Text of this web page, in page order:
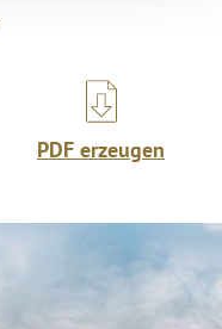
PDF erzeugen